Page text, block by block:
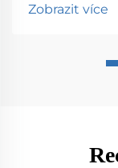
Zobrazit více